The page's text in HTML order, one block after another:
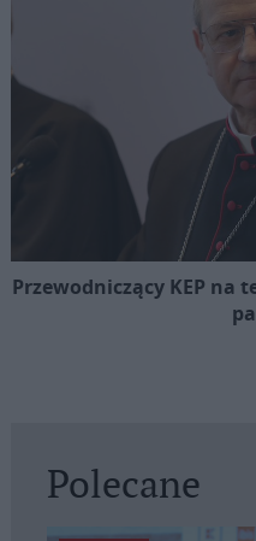
Przewodniczący KEP na
Polecane